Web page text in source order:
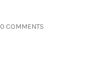
0 COMMENTS